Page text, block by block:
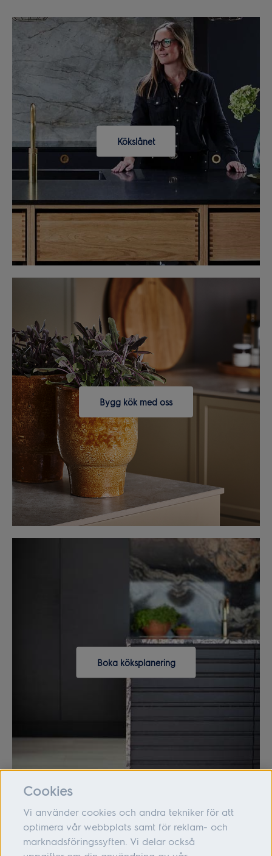
Kökslånet
Bygg kök med oss
Boka köksplanering
Om oss
Cookies
Vi använder cookies och andra tekniker för att
optimera vår webbplats samt för reklam- och
marknadsföringssyften. Vi delar också